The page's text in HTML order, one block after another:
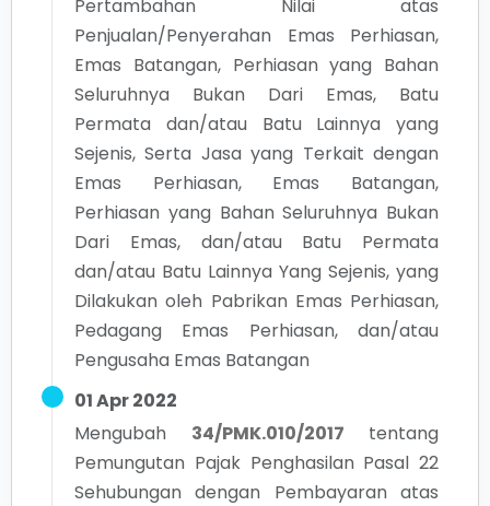
Pertambahan Nilai atas
Penjualan/Penyerahan Emas Perhiasan,
Emas Batangan, Perhiasan yang Bahan
Seluruhnya Bukan Dari Emas, Batu
Permata dan/atau Batu Lainnya yang
Sejenis, Serta Jasa yang Terkait dengan
Emas Perhiasan, Emas Batangan,
Perhiasan yang Bahan Seluruhnya Bukan
Dari Emas, dan/atau Batu Permata
dan/atau Batu Lainnya Yang Sejenis, yang
Dilakukan oleh Pabrikan Emas Perhiasan,
Pedagang Emas Perhiasan, dan/atau
Pengusaha Emas Batangan
01 Apr 2022
Mengubah
34/PMK.010/2017
tentang
Pemungutan Pajak Penghasilan Pasal 22
Sehubungan dengan Pembayaran atas